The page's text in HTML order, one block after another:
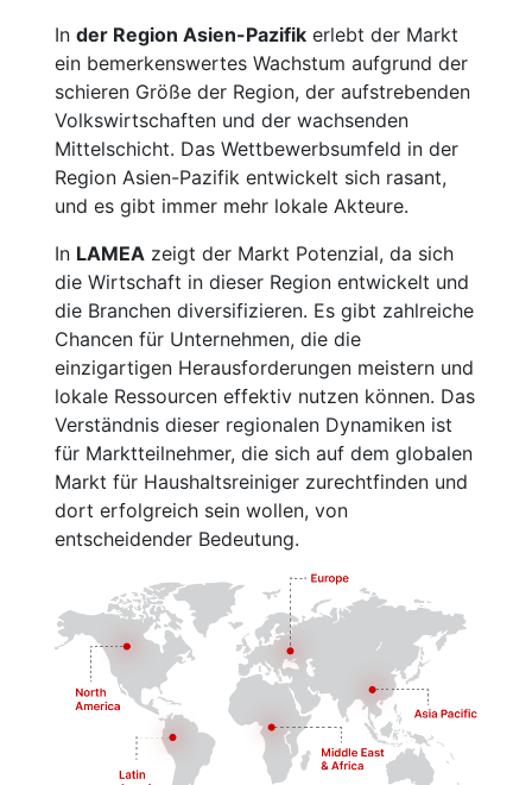
In der Region Asien-Pazifik erlebt der Markt
ein bemerkenswertes Wachstum aufgrund der
schieren Größe der Region, der aufstrebenden
Volkswirtschaften und der wachsenden
Mittelschicht. Das Wettbewerbsumfeld in der
Region Asien-Pazifik entwickelt sich rasant,
und es gibt immer mehr lokale Akteure.
In LAMEA zeigt der Markt Potenzial, da sich
die Wirtschaft in dieser Region entwickelt und
die Branchen diversifizieren. Es gibt zahlreiche
Chancen für Unternehmen, die die
einzigartigen Herausforderungen meistern und
lokale Ressourcen effektiv nutzen können. Das
Verständnis dieser regionalen Dynamiken ist
für Marktteilnehmer, die sich auf dem globalen
Markt für Haushaltsreiniger zurechtfinden und
dort erfolgreich sein wollen, von
entscheidender Bedeutung.